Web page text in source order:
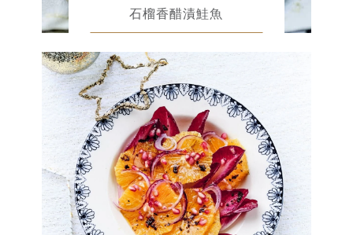
石榴香醋漬鮭魚